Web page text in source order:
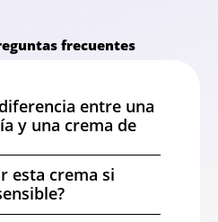
frecuentes
entre una
y una crema de
esta crema si